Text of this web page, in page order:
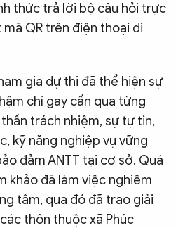
nghệ Công an
thức trả lời bộ câu hỏi trực
QR trên điện thoại di
gia dự thi đã thể hiện sự
chí gay cấn qua từng
trách nhiệm, sự tự tin,
kỹ năng nghiệp vụ vững
đảm ANTT tại cơ sở. Quá
khảo đã làm việc nghiêm
tâm, qua đó đã trao giải
thôn thuộc xã Phúc